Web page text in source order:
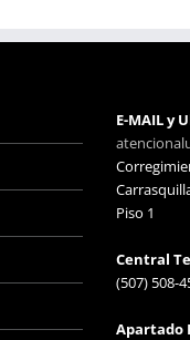
E-MAIL y
Piso 1
Central
(507) 508-
Apartado